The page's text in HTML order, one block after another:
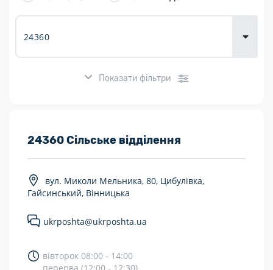
Показати фільтри
Розклад роботи:
Працюють після 19:00
24360 Сільське відділення
вул. Миколи Мельника, 80, Цибулівка,
Гайсинський, Вінницька
ukrposhta@ukrposhta.ua
вівторок 08:00 - 14:00
перерва (12:00 - 12:30)